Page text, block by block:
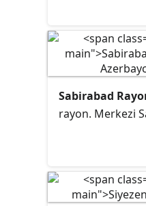
Sabirabad
rayon. Merkezi